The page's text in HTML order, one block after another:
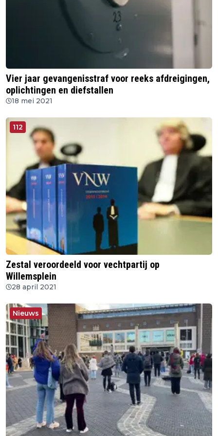
Vier jaar gevangenisstraf voor reeks afdreigingen,
oplichtingen en diefstallen
18 mei 2021
112
Zestal veroordeeld voor vechtpartij op
Willemsplein
28 april 2021
Nieuws